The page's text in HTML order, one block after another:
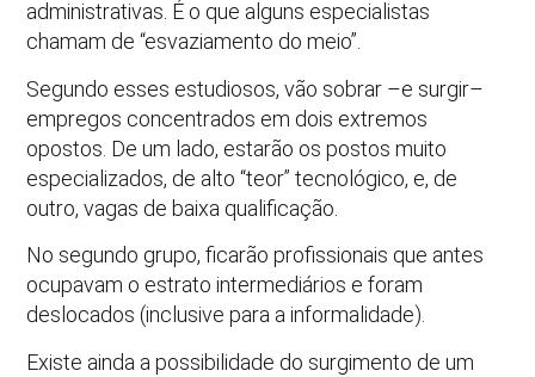
administrativas. É o que alguns especialistas
chamam de “esvaziamento do meio”.
Segundo esses estudiosos, vão sobrar –e surgir–
empregos concentrados em dois extremos
opostos. De um lado, estarão os postos muito
especializados, de alto “teor” tecnológico, e, de
outro, vagas de baixa qualificação.
No segundo grupo, ficarão profissionais que antes
ocupavam o estrato intermediários e foram
deslocados (inclusive para a informalidade).
Existe ainda a possibilidade do surgimento de um